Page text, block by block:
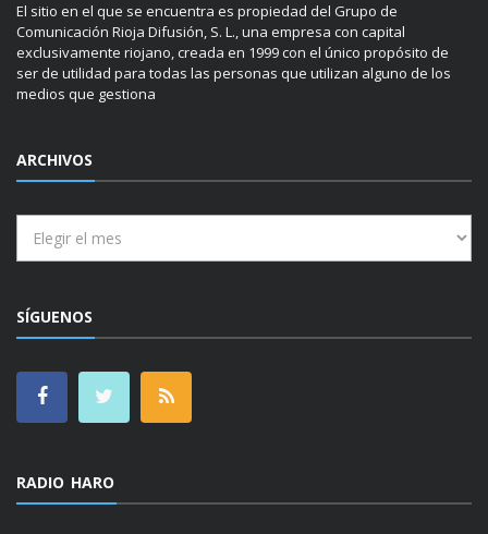
El sitio en el que se encuentra es propiedad del Grupo de
Comunicación Rioja Difusión, S. L., una empresa con capital
exclusivamente riojano, creada en 1999 con el único propósito de
ser de utilidad para todas las personas que utilizan alguno de los
medios que gestiona
ARCHIVOS
SÍGUENOS
RADIO HARO